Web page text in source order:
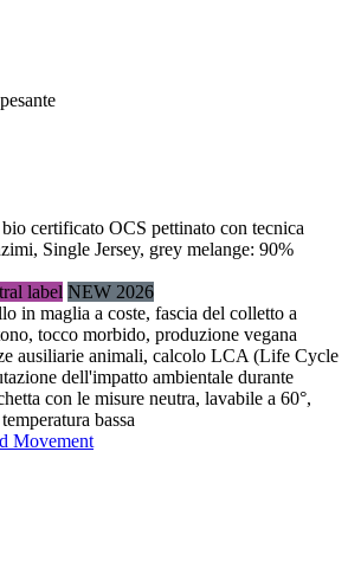
certificato OCS pettinato con tecnica
Single Jersey, grey melange: 90%
label NEW 2026
in maglia a coste, fascia del colletto a
tocco morbido, produzione vegana
ausiliarie animali, calcolo LCA (Life Cycle
dell'impatto ambientale durante
con le misure neutra, lavabile a 60°,
bassa
Movement